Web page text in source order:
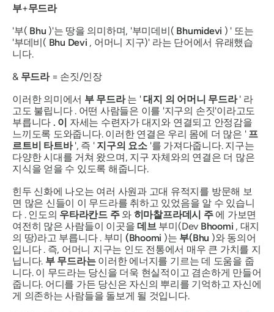
부+무드라
'부( Bhu )'는 땅을 의미하며, '부미데비( Bhumidevi ) ' 또는
'부데비( Bhu Devi , 어머니 지구)' 라는 단어에서 유래했습
니다.
& 무드라= 손짓/인장
이러한 의미에서 부 무드라는 '대지 의 어머니 무드라' 라
고도 불립니다 . 어떤 사람들은 이를 '지구의 손짓'이라고도
부릅니다 . 이 자세는 수련자가 대지와 연결되고 안정감을
느끼도록 도와줍니다. 이러한 연결은 우리 몸에 더 많은 ' 프
르트비 타트바', 즉 ' 지구의 요소 '를 가져다줍니다. 지구는
다양한 시대를 거쳐 왔으며, 지구 자체와의 연결은 더 많은
지식을 얻을 수 있도록 해줍니다.
힌두 신화에 나오는 여러 사원과 고대 유적지를 방문해 보
면 많은 신들이 이 무드라를 취하고 있었음을 알 수 있습니
다 . 인도의 우타라칸드 주와 히마찰프라데시 주에 가보면
여전히 많은 사람들이 이곳을데브부미(Dev Bhoomi , 대지
의 땅)라고 부릅니다 . 부미 (Bhoomi )는 부(Bhu )와 동의어
입니다 . 즉, 어머니 지구는 인도 전통에서 매우 큰 가치를 지
닙니다. 부 무드라는이러한 에너지를 기르는 데 도움을 줍
니다. 이 무드라는 당신을 더욱 현실적이고 겸손하게 만들어
줍니다. 어디를 가든 당신은 자신의 뿌리를 기억하고 자신에
게 의존하는 사람들을 돌보게 될 것입니다.